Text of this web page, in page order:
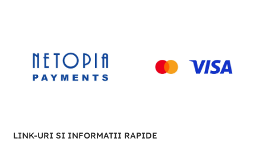
LINK-URI SI INFORMATII RAPIDE